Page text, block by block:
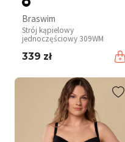
Braswim
Strój kąpielowy
jednoczęściowy 309WM
339 zł